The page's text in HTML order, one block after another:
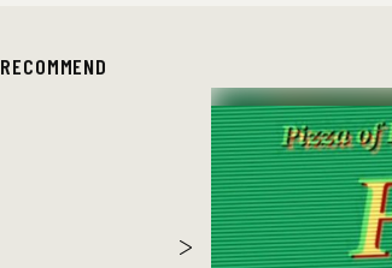
RECOMMEND